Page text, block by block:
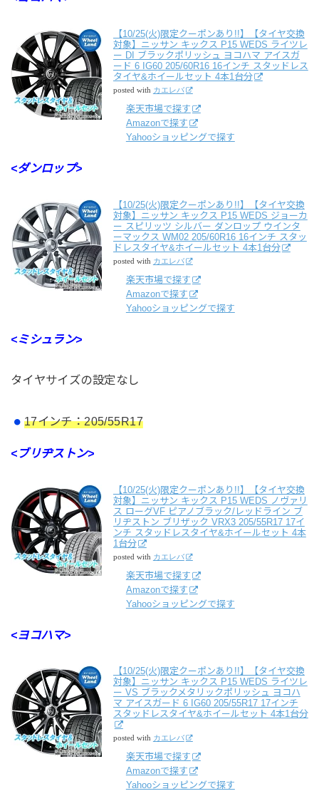
【10/25(火)限定クーポンあり!!】【タイヤ交換
対象】ニッサン キックス P15 WEDS ライツレ
ー DI ブラックポリッシュ ヨコハマ アイスガ
ード 6 IG60 205/60R16 16インチ スタッドレス
タイヤ&ホイールセット 4本1台分
posted with カエレバ
楽天市場で探す
Amazonで探す
Yahooショッピングで探す
<ダンロップ>
【10/25(火)限定クーポンあり!!】【タイヤ交換
対象】ニッサン キックス P15 WEDS ジョーカ
ー スピリッツ シルバー ダンロップ ウインタ
ーマックス WM02 205/60R16 16インチ スタッ
ドレスタイヤ&ホイールセット 4本1台分
posted with カエレバ
楽天市場で探す
Amazonで探す
Yahooショッピングで探す
<ミシュラン>
タイヤサイズの設定なし
17インチ：205/55R17
<ブリヂストン>
【10/25(火)限定クーポンあり!!】【タイヤ交換
対象】ニッサン キックス P15 WEDS ノヴァリ
ス ローグVF ピアノブラック/レッドライン ブ
リヂストン ブリザック VRX3 205/55R17 17イ
ンチ スタッドレスタイヤ&ホイールセット 4本
1台分
posted with カエレバ
楽天市場で探す
Amazonで探す
Yahooショッピングで探す
<ヨコハマ>
【10/25(火)限定クーポンあり!!】【タイヤ交換
対象】ニッサン キックス P15 WEDS ライツレ
ー VS ブラックメタリックポリッシュ ヨコハ
マ アイスガード 6 IG60 205/55R17 17インチ
スタッドレスタイヤ&ホイールセット 4本1台分
posted with カエレバ
楽天市場で探す
Amazonで探す
Yahooショッピングで探す